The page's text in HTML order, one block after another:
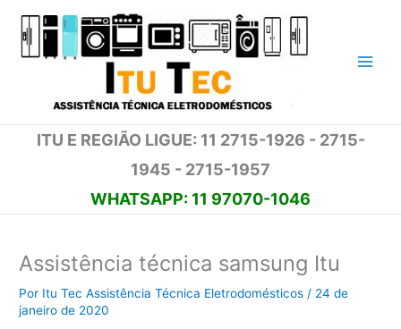
para
ITU E REGIÃO LIGUE: 11 2715-1926 - 2715-
1945 - 2715-1957
WHATSAPP: 11 97070-1046
Assistência técnica samsung Itu
Por Itu Tec Assistência Técnica Eletrodomésticos / 24 de
janeiro de 2020